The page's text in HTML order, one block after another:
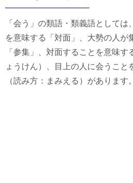
「会う」の類語・類義語としては
を意味する「対面」、大勢の人が
「参集」、対面することを意味
ょうけん）、目上の人に会うこと
（読み方：まみえる）があります。